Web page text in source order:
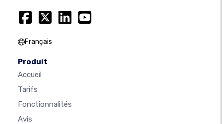
Français
Produit
Accueil
Tarifs
Fonctionnalités
Avis